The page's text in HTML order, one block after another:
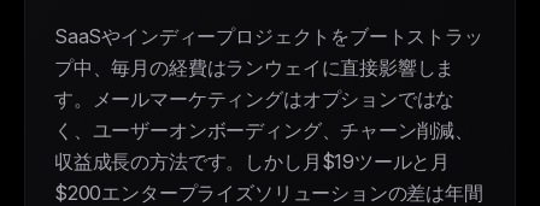
SaaSやインディープロジェクトをブートストラッ
プ中、毎月の経費はランウェイに直接影響しま
す。メールマーケティングはオプションではな
く、ユーザーオンボーディング、チャーン削減、
収益成長の方法です。しかし月$19ツールと月
$200エンタープライズソリューションの差は年間